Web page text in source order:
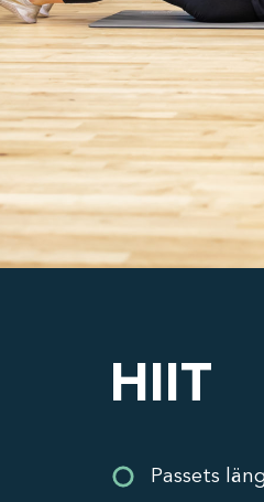
HIIT
Passets